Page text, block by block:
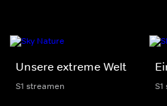
Unsere extreme Welt
S1 streamen